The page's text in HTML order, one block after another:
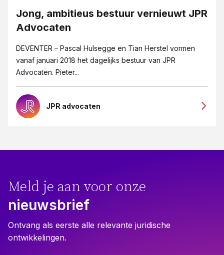
Jong, ambitieus bestuur vernieuwt JPR
Advocaten
DEVENTER – Pascal Hulsegge en Tian Herstel vormen
vanaf januari 2018 het dagelijks bestuur van JPR
Advocaten. Pieter...
JPR advocaten
Meld je aan voor onze
nieuwsbrief
Ontvang als eerste alle relevante juridische
ontwikkelingen.